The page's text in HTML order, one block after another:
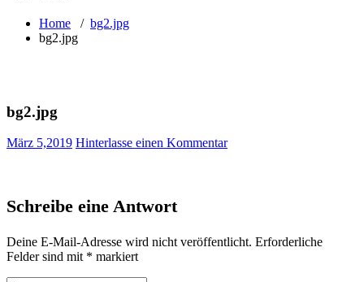
Home / bg2.jpg
bg2.jpg
bg2.jpg
März 5,2019 Hinterlasse einen Kommentar
Schreibe eine Antwort
Deine E-Mail-Adresse wird nicht veröffentlicht. Erforderliche
Felder sind mit * markiert